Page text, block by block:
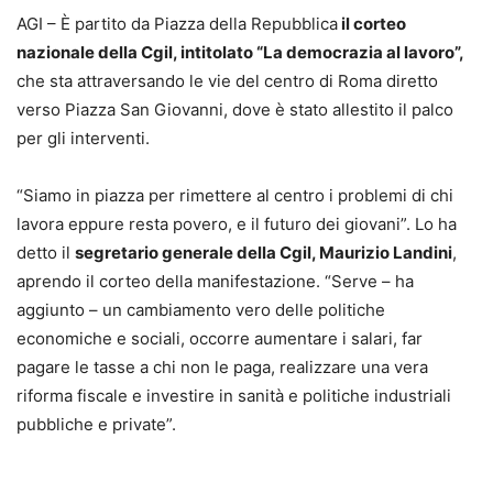
AGI – È partito da Piazza della Repubblicail corteo
nazionale della Cgil, intitolato “La democrazia al lavoro”,
che sta attraversando le vie del centro di Roma diretto
verso Piazza San Giovanni, dove è stato allestito il palco
per gli interventi.
“Siamo in piazza per rimettere al centro i problemi di chi
lavora eppure resta povero, e il futuro dei giovani”. Lo ha
detto il segretario generale della Cgil, Maurizio Landini,
aprendo il corteo della manifestazione. “Serve – ha
aggiunto – un cambiamento vero delle politiche
economiche e sociali, occorre aumentare i salari, far
pagare le tasse a chi non le paga, realizzare una vera
riforma fiscale e investire in sanità e politiche industriali
pubbliche e private”.